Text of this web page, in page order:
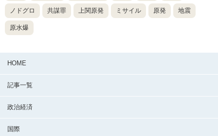
ノドグロ 共謀罪 上関原発 ミサイル 原発 地震
原水爆
HOME
記事一覧
政治経済
国際